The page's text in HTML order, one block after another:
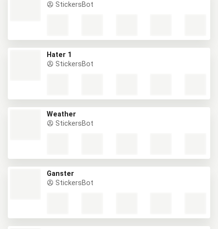
StickersBot
Hater 1
StickersBot
Weather
StickersBot
Ganster
StickersBot